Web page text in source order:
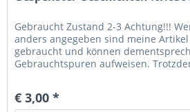
Gebraucht Zustand 2-3 Achtung!!!
anders angegeben sind meine
gebraucht und können
Gebrauchtspuren aufweisen.
€ 3,00 *